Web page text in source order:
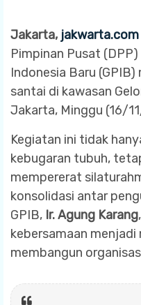
Jakarta, jakwarta.com
Pimpinan Pusat
Indonesia Baru
santai di kawasan
Jakarta, Minggu (16/
Kegiatan ini tidak
kebugaran tubuh,
mempererat
konsolidasi antar
GPIB, Ir. Agung Karang
kebersamaan
membangun